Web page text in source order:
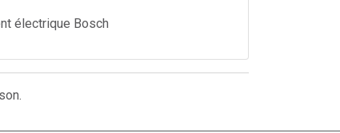
électrique Bosch